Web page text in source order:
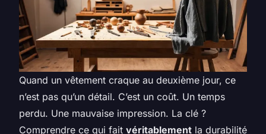
Quand un vêtement craque au deuxième jour, ce
n’est pas qu’un détail. C’est un coût. Un temps
perdu. Une mauvaise impression. La clé ?
Comprendre ce qui fait véritablement la durabilité